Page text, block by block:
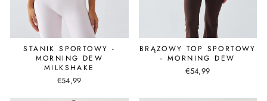
STANIK SPORTOWY -
MORNING DEW
MILKSHAKE
€54,99
BRĄZOWY TOP SPORTOWY
- MORNING DEW
€54,99